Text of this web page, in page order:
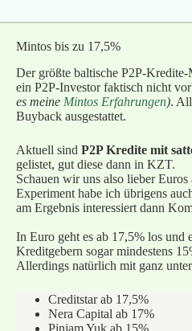
Mintos bis zu 17,5%
Der größte baltische P2P-
ein P2P-Investor faktisch nicht
es meineMintos Erfahrungen).
Buyback ausgestattet.
Aktuell sind P2P Kredite mit
gelistet, gut diese dann in KZT.
Schauen wir uns also lieber
Experiment habe ich übrigens
am Ergebnis interessiert dann
In Euro geht es ab 17,5% los und
Kreditgebern sogar mindestens
Allerdings natürlich mit ganz
Creditstar ab 17,5%
Nera Capital ab 17%